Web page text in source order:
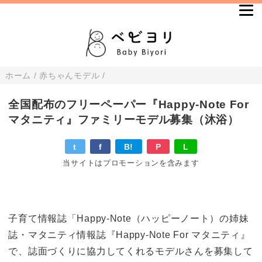
ホーム /赤ちゃんモデル /
全国配布のフリーペーパー『Happy-Note For
マタニティ』ファミリーモデル募集（沐浴）
t f B! P L
当サイトはプロモーションを含みます
子育て情報誌「Happy-Note（ハッピーノート）の姉妹
誌・マタニティ情報誌『Happy-Note For マタニティ』
で、誌面づくりに協力してくれるモデルさんを募集して